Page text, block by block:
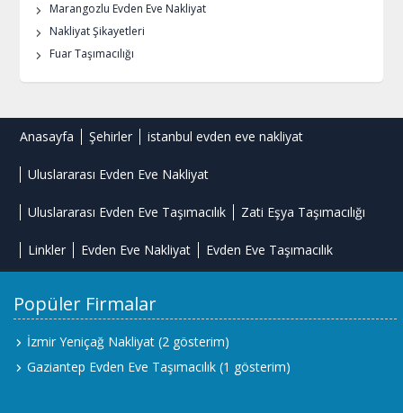
Marangozlu Evden Eve Nakliyat
Nakliyat Şikayetleri
Fuar Taşımacılığı
Anasayfa Şehirler istanbul evden eve nakliyat
Uluslararası Evden Eve Nakliyat
Uluslararası Evden Eve Taşımacılık Zati Eşya Taşımacılığı
Linkler Evden Eve Nakliyat Evden Eve Taşımacılık
Popüler Firmalar
İzmir Yeniçağ Nakliyat (2 gösterim)
Gaziantep Evden Eve Taşımacılık (1 gösterim)